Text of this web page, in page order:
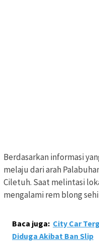
Berdasarkan informasi
melaju dari arah
Ciletuh. Saat melintasi
mengalami rem blong
Baca juga: City Car
Diduga Akibat Ban Slip